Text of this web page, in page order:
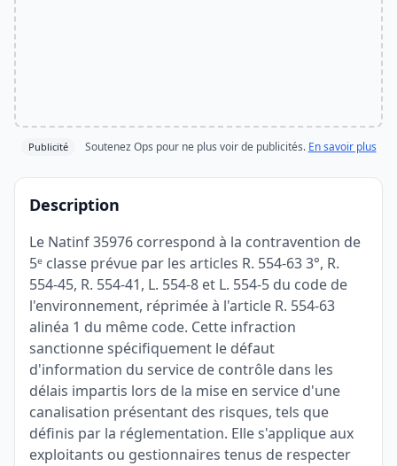
Publicité Soutenez Ops pour ne plus voir de publicités. En savoir plus
Description
Le Natinf 35976 correspond à la contravention de
5ᵉ classe prévue par les articles R. 554-63 3°, R.
554-45, R. 554-41, L. 554-8 et L. 554-5 du code de
l'environnement, réprimée à l'article R. 554-63
alinéa 1 du même code. Cette infraction
sanctionne spécifiquement le défaut
d'information du service de contrôle dans les
délais impartis lors de la mise en service d'une
canalisation présentant des risques, tels que
définis par la réglementation. Elle s'applique aux
exploitants ou gestionnaires tenus de respecter